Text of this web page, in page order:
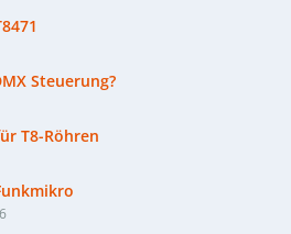
Steuerung?
T8-Röhren